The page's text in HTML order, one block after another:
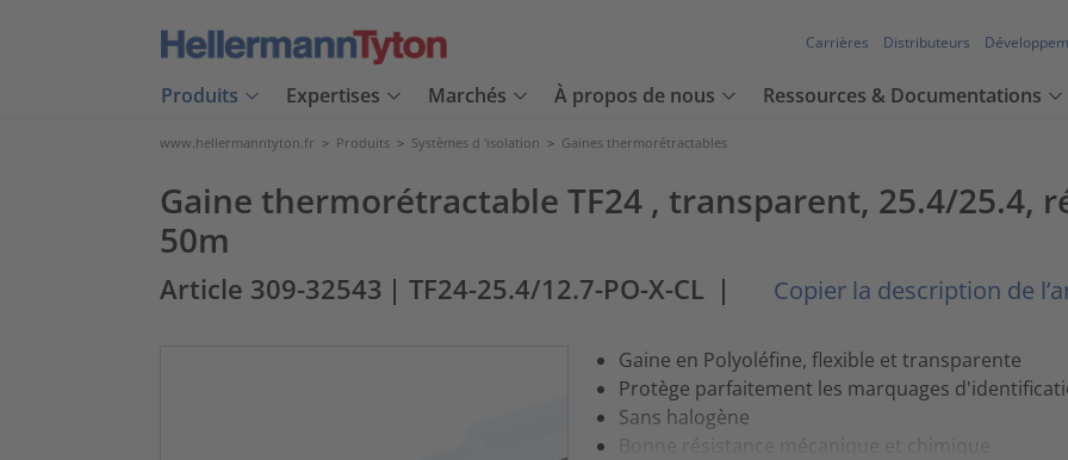
Carrières Distributeurs
Produits Expertises Marchés À propos de nous Ressources & Documentations
www.hellermanntyton.fr > Produits > Systèmes d 'isolation > Gaines thermorétractables
Gaine thermorétractable TF24 , transparent, 25.4/25.4,
50m
Article 309-32543 | TF24-25.4/12.7-PO-X-CL | Copier la description de
Gaine en Polyoléfine, flexible et transparente
Protège parfaitement les marquages
Sans halogène
Bonne résistance mécanique et chimique